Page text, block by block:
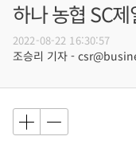
하나 농협 SC
2022-08-22 16:30:57
조승리 기자 -